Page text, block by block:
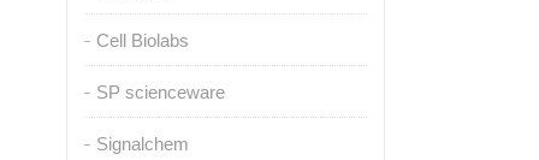
Cell Biolabs
SP scienceware
Signalchem